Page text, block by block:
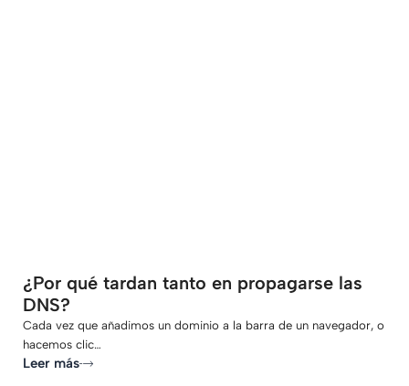
¿Por qué tardan tanto en propagarse las
DNS?
Cada vez que añadimos un dominio a la barra de un navegador, o
hacemos clic…
Leer más